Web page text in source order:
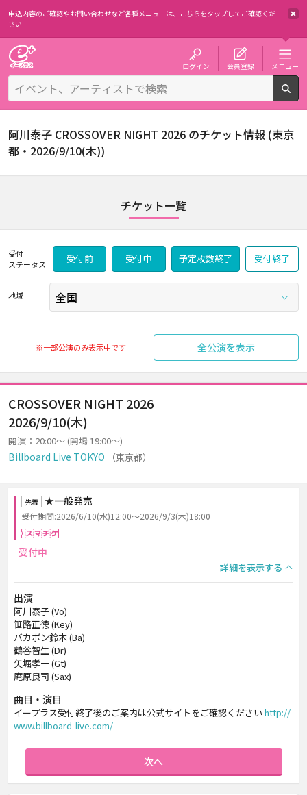
申込内容のご確認やお問い合わせなど各種メニューは、 こちらをタップしてご確認くだ
さい
ログイン 会員登録 メニュー
阿川泰子 CROSSOVER NIGHT 2026 のチケット情報 (東京
都・2026/9/10(木))
チケット一覧
受付
ステータス
受付前 受付中 予定枚数終了 受付終了
地域
※一部公演のみ表示中です 全公演を表示
CROSSOVER NIGHT 2026
2026/9/10(木)
開演：20:00～ (開場 19:00～)
Billboard Live TOKYO （東京都）
先着 ★一般発売
受付期間:2026/6/10(水)12:00～2026/9/3(木)18:00
受付中
詳細を表示する
出演
阿川泰子 (Vo)
笹路正徳 (Key)
バカボン鈴木 (Ba)
鶴谷智生 (Dr)
矢堀孝一 (Gt)
庵原良司 (Sax)
曲目・演目
イープラス受付終了後のご案内は公式サイトをご確認ください http://
www.billboard-live.com/
次へ